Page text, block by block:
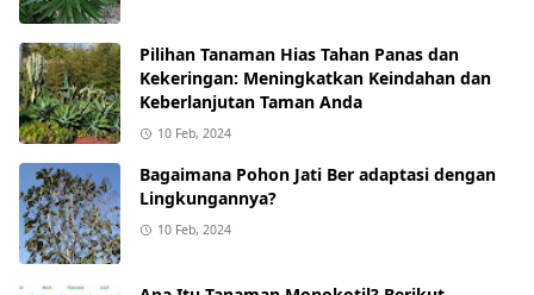
Pilihan Tanaman Hias Tahan Panas dan
Kekeringan: Meningkatkan Keindahan dan
Keberlanjutan Taman Anda
10 Feb, 2024
Bagaimana Pohon Jati Ber adaptasi dengan
Lingkungannya?
10 Feb, 2024